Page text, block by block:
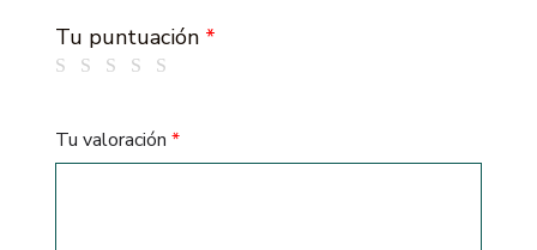
Tu puntuación *
Tu valoración *